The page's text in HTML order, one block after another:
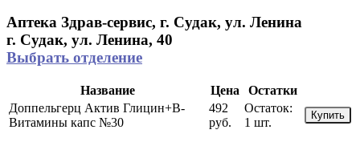
Аптека Здрав-сервис, г. Судак, ул. Ленина
г. Судак, ул. Ленина, 40
Выбрать отделение
Название Цена
Остатки
Доппельгерц Актив Глицин+В-
Витамины капс №30
492
руб.
Остаток:
1 шт.
Купить